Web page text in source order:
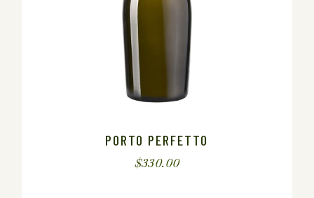
PORTO PERFETTO
$330.00